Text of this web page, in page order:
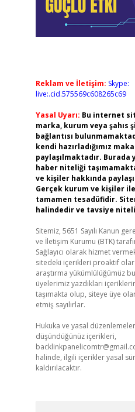
Reklam ve İletişim: Skype:
live:.cid.575569c608265c69
Yasal Uyarı: Bu internet
marka, kurum veya şahıs
bağlantısı
kendi hazırladığımız
paylaşılmaktadır.
haber niteliği
ve kişiler hakkında
Gerçek kurum ve kişiler
tamamen tesadüfidir.
halindedir ve tavsiye
Sitemiz, 5651 Sayılı Kanun
ve İletişim Kurumu (BTK)
Sağlayıcı olarak hizmet
sitedeki içerikleri proaktif
araştırma yükümlülüğümüz
üyelerimiz yazdıkları
taşımakta olup, siteye üye
etmiş sayılırlar.
Hukuka ve yasal
düşündüğünüz içerikleri,
halinde, ilgili içerikler yasal
kaldırılacaktır.